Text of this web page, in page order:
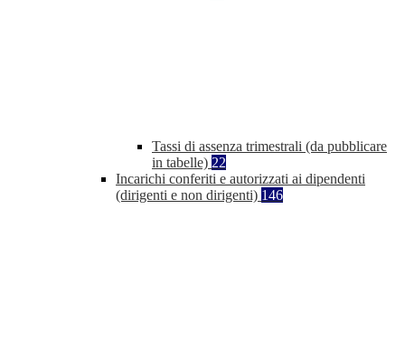
Tassi di assenza trimestrali (da pubblicare
in tabelle) 22
Incarichi conferiti e autorizzati ai dipendenti
(dirigenti e non dirigenti) 146